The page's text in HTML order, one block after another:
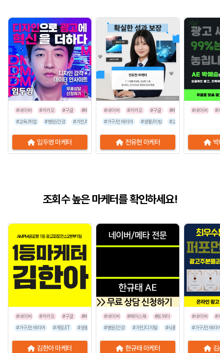
#네이버 #카카오 #구글 #페이스북
#인스타그램
#교육/취업
#병원/건강 #가전/디지털 #뷰티/미용 #스타트업 #식품/음료
임두영 마케터
#네이버 #카카오 #구글 #페이스북
#인스타그램
#가구/인테리어
#생활/리빙 #교육/취업
전유현 마케터
#네이버 #
조회수 높은 마케터를 확인하세요!
#네이버 #카카오 #구글 #페이스북 #인스타그램
#틱톡
#가구/인테리어
#게임/IT #생활/리빙 #공공기관 #교육/취업 #금융/보험 #이벤트/행사
김한아 마케터
#네이버 #페이스북
#트위터
#병원/건강
#가전/디지털 #식품/음료 #프랜차이즈
한규태 마케터
#네이버
#
#가구/인테리